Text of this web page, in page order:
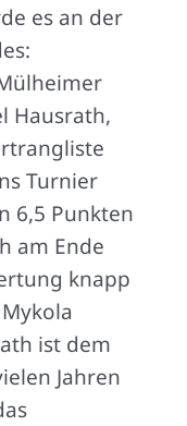
es an der
Hausrath,
Turnier
6,5 Punkten
am Ende
knapp
ist dem
Jahren